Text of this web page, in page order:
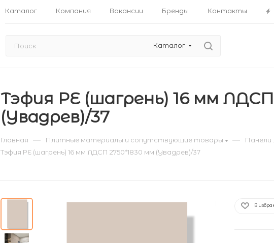
Каталог Компания Вакансии Бренды Контакты
Каталог
Тэфия PE (шагрень) 16 мм
(Увадрев)/37
Главная — Плитные материалы и сопутствующие товары —
Тэфия PE (шагрень) 16 мм ЛДСП 2750*1830 мм (Увадрев)/37
В